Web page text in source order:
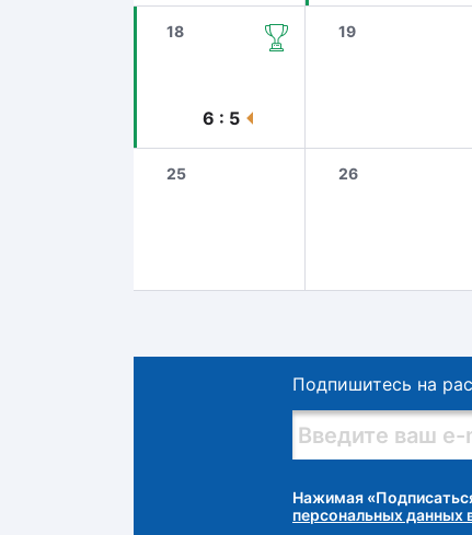
18
6 : 5
19
25 26
Подпишитесь на
Нажимая
персональных данных